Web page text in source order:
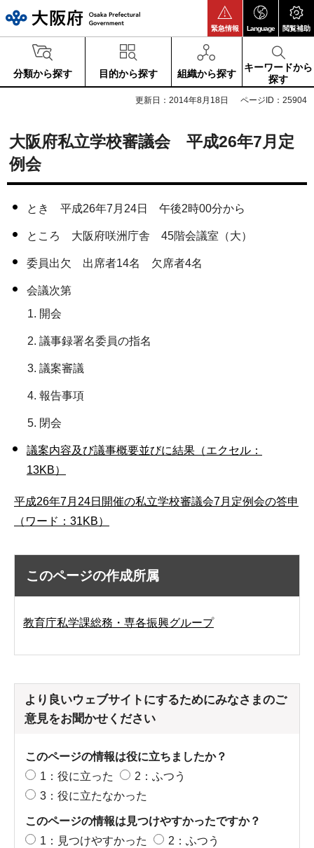
緊急情報 Language 閲覧補助
分類から探す 目的から探す 組織から探す
キーワードから
探す
更新日：2014年8月18日 ページID：25904
大阪府私立学校審議会 平成26年7月定
例会
とき 平成26年7月24日 午後2時00分から
ところ 大阪府咲洲庁舎 45階会議室（大）
委員出欠 出席者14名 欠席者4名
会議次第
開会
議事録署名委員の指名
議案審議
報告事項
閉会
議案内容及び議事概要並びに結果（エクセル：
13KB）
平成26年7月24日開催の私立学校審議会7月定例会の答申
（ワード：31KB）
このページの作成所属
教育庁私学課総務・専各振興グループ
より良いウェブサイトにするためにみなさまのご
意見をお聞かせください
このページの情報は役に立ちましたか？
1：役に立った
2：ふつう
3：役に立たなかった
このページの情報は見つけやすかったですか？
1：見つけやすかった
2：ふつう